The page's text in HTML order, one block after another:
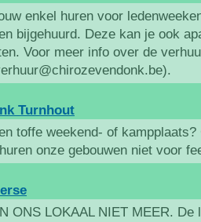
enkel huren voor
bijgehuurd. Deze kan je ook
Voor meer info over de
Turnhout
toffe weekend- of
onze gebouwen niet voor
ONS LOKAAL NIET MEER. De